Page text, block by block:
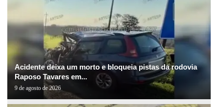
Acidente deixa um morto e bloqueia pistas da rodovia
Raposo Tavares em...
9 de agosto de 2026